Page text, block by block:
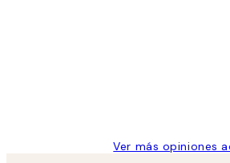
Ver más opiniones